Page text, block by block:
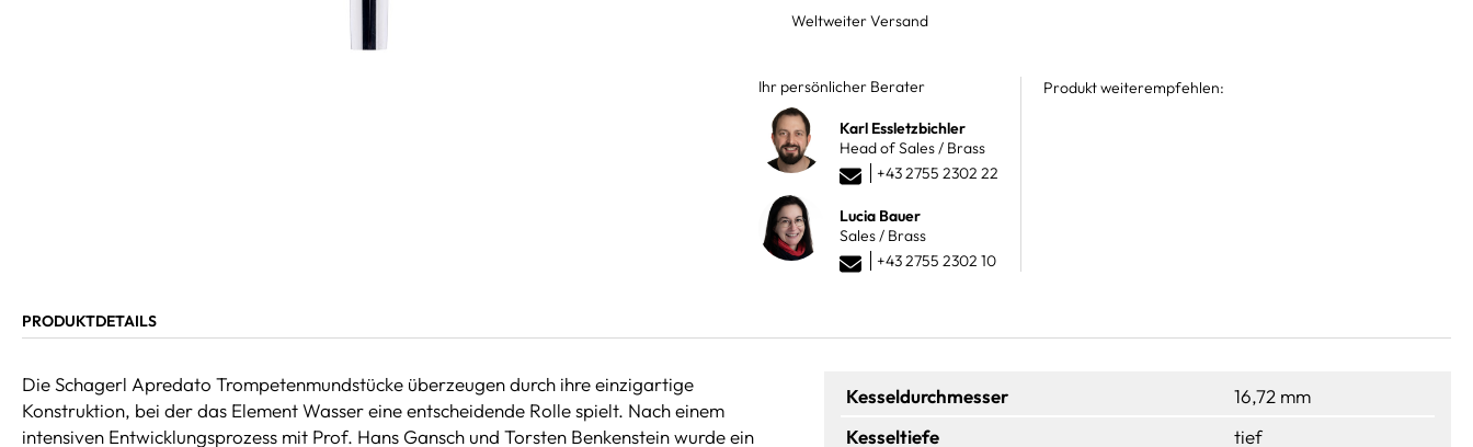
Weltweiter Versand
Ihr persönlicher Berater
Karl Essletzbichler
Head of Sales / Brass
+43 2755 2302 22
Lucia Bauer
Sales / Brass
+43 2755 2302 10
Produkt weiterempfehlen:
PRODUKTDETAILS
Die Schagerl Apredato Trompetenmundstücke überzeugen durch ihre einzigartige
Konstruktion, bei der das Element Wasser eine entscheidende Rolle spielt. Nach einem
intensiven Entwicklungsprozess mit Prof. Hans Gansch und Torsten Benkenstein wurde ein
Kesseldurchmesser
16,72 mm
Kesseltiefe
tief